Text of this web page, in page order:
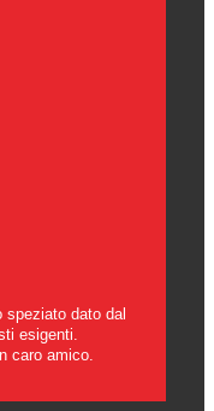
speziato dato dal
esigenti.
caro amico.